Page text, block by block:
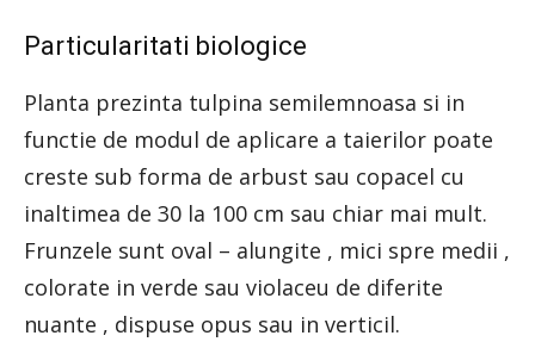
Particularitati biologice
Planta prezinta tulpina semilemnoasa si in
functie de modul de aplicare a taierilor poate
creste sub forma de arbust sau copacel cu
inaltimea de 30 la 100 cm sau chiar mai mult.
Frunzele sunt oval – alungite , mici spre medii ,
colorate in verde sau violaceu de diferite
nuante , dispuse opus sau in verticil.